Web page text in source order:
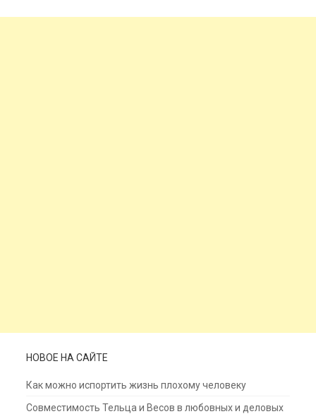
НОВОЕ НА САЙТЕ
Как можно испортить жизнь плохому человеку
Совместимость Тельца и Весов в любовных и деловых